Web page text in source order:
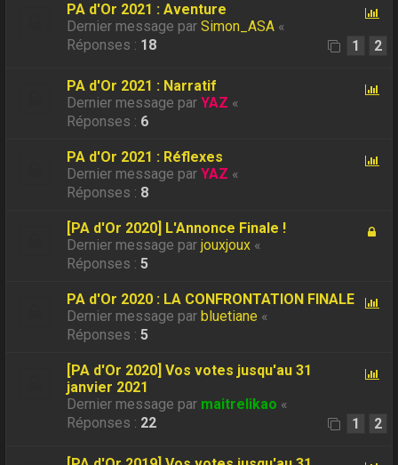
PA d'Or 2021 : Aventure
Dernier message parSimon_ASA «
Réponses : 18 1 2
PA d'Or 2021 : Narratif
Dernier message parYAZ «
Réponses : 6
PA d'Or 2021 : Réflexes
Dernier message parYAZ «
Réponses : 8
[PA d'Or 2020] L'Annonce Finale !
Dernier message parjouxjoux «
Réponses :5
PA d'Or 2020 : LA CONFRONTATION FINALE
Dernier message par bluetiane «
Réponses :5
[PA d'Or 2020] Vos votes jusqu'au 31
janvier 2021
Dernier message par maitrelikao «
Réponses : 22 1 2